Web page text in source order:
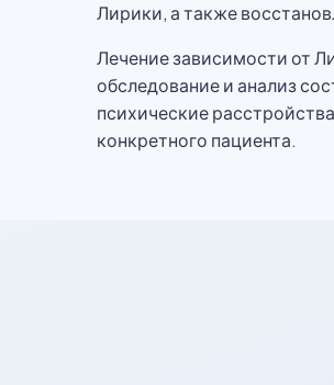
Лирики, а также
Лечение зависимости от
обследование и анализ
психические
конкретного пациента.